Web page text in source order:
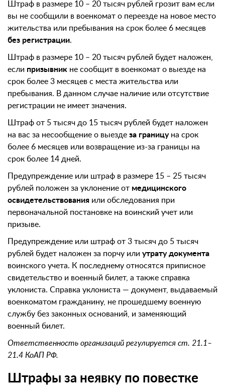
Штраф в размере 10 – 20 тысяч рублей грозит вам если
вы не сообщили в военкомат о переезде на новое место
жительства или пребывания на срок более 6 месяцев
без регистрации.
Штраф в размере 10 – 20 тысяч рублей будет наложен,
если призывник не сообщит в военкомат о выезде на
срок более 3 месяцев с места жительства или
пребывания. В данном случае наличие или отсутствие
регистрации не имеет значения.
Штраф от 5 тысяч до 15 тысяч рублей будет наложен
на вас за несообщение о выезде за границуна срок
более 6 месяцев или возвращение из-за границы на
срок более 14 дней.
Предупреждение или штраф в размере 15 – 25 тысяч
рублей положен за уклонение от медицинского
освидетельствования или обследования при
первоначальной постановке на воинский учет или
призыве.
Предупреждение или штраф от 3 тысяч до 5 тысяч
рублей будет наложен за порчу или утрату документа
воинского учета. К последнему относятся приписное
свидетельство и военный билет, а также справка
уклониста. Справка уклониста — документ, выдаваемый
военкоматом гражданину, не прошедшему военную
службу без законных оснований, и заменяющий
военный билет.
Ответственность организаций регулируется ст. 21.1–
21.4 КоАП РФ.
Штрафы за неявку по повестке